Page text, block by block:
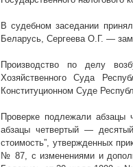
В судебном заседании
Беларусь, Сергеева О.Г. —
Производство по делу
Хозяйственного Суда
Конституционном Суде
Проверке подлежали
абзацы четвертый —
стоимость”, утвержденных
№ 87, с изменениями и